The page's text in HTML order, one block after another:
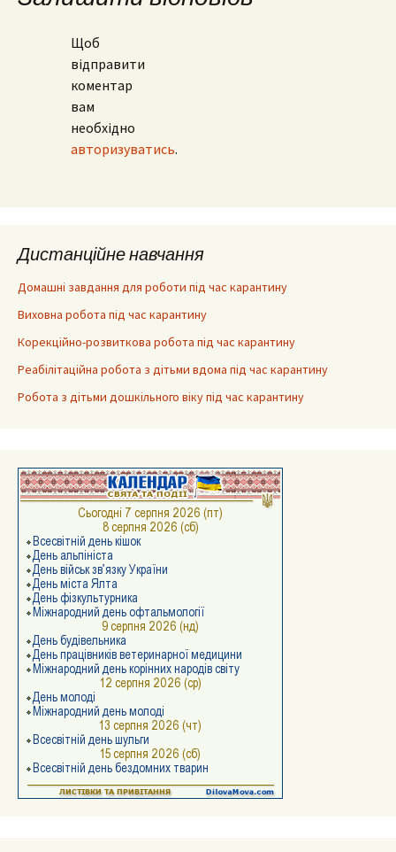
Щоб
відправити
коментар
вам
необхідно
авторизуватись.
Дистанційне навчання
Домашні завдання для роботи під час карантину
Виховна робота під час карантину
Корекційно-розвиткова робота під час карантину
Реабілітаційна робота з дітьми вдома під час карантину
Робота з дітьми дошкільного віку під час карантину